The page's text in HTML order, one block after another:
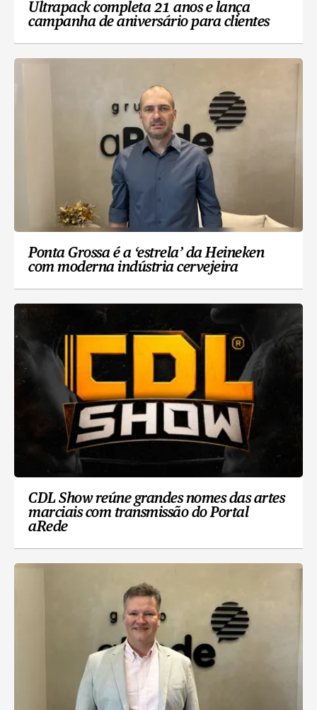
Ultrapack completa 21 anos e lança
campanha de aniversário para clientes
Ponta Grossa é a ‘estrela’ da Heineken
com moderna indústria cervejeira
CDL Show reúne grandes nomes das artes
marciais com transmissão do Portal
aRede